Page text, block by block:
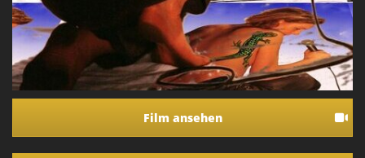
Film ansehen